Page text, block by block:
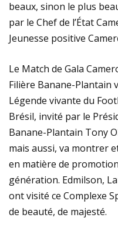
beaux, sinon le plus
par le Chef de l’État
Jeunesse positive
Le Match de Gala
Filière Banane-Plantain
Légende vivante du
Brésil, invité par le
Banane-Plantain Tony
mais aussi, va montrer
en matière de
génération. Edmilson,
ont visité ce Complexe
de beauté, de majesté.